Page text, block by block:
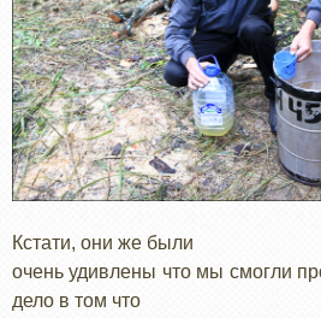
Кстати, они же были
очень удивлены что мы смогли
дело в том что